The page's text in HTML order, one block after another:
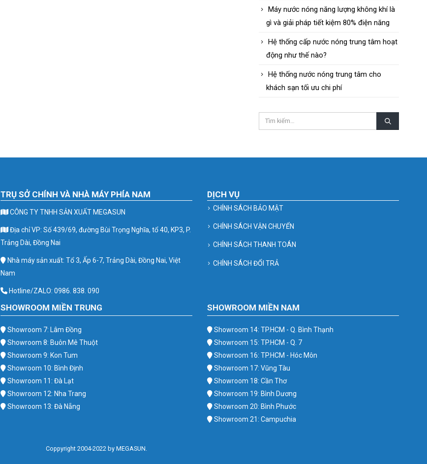
Máy nước nóng năng lượng không khí là
gì và giải pháp tiết kiệm 80% điện năng
Hệ thống cấp nước nóng trung tâm hoạt
động như thế nào?
Hệ thống nước nóng trung tâm cho
khách sạn tối ưu chi phí
TRỤ SỞ CHÍNH VÀ NHÀ MÁY PHÍA NAM
CÔNG TY TNHH SẢN XUẤT MEGASUN
Địa chỉ VP: Số 439/69, đường Bùi Trọng Nghĩa, tổ 40, KP3, P.
Trảng Dài, Đồng Nai
Nhà máy sản xuất: Tổ 3, Ấp 6-7, Trảng Dài, Đồng Nai, Việt
Nam
Hotline/ZALO: 0986. 838. 090
DỊCH VỤ
CHÍNH SÁCH BẢO MẬT
CHÍNH SÁCH VẬN CHUYỂN
CHÍNH SÁCH THANH TOÁN
CHÍNH SÁCH ĐỔI TRẢ
SHOWROOM MIỀN TRUNG
Showroom 7: Lâm Đồng
Showroom 8: Buôn Mê Thuột
Showroom 9: Kon Tum
Showroom 10: Bình Định
Showroom 11: Đà Lạt
Showroom 12: Nha Trang
Showroom 13: Đà Nẵng
SHOWROOM MIỀN NAM
Showroom 14: TP.HCM - Q. Bình Thạnh
Showroom 15: TP.HCM - Q. 7
Showroom 16: TP.HCM - Hóc Môn
Showroom 17: Vũng Tàu
Showroom 18: Cần Thơ
Showroom 19: Bình Dương
Showroom 20: Bình Phước
Showroom 21: Campuchia
Coppyright 2004-2022 by MEGASUN.